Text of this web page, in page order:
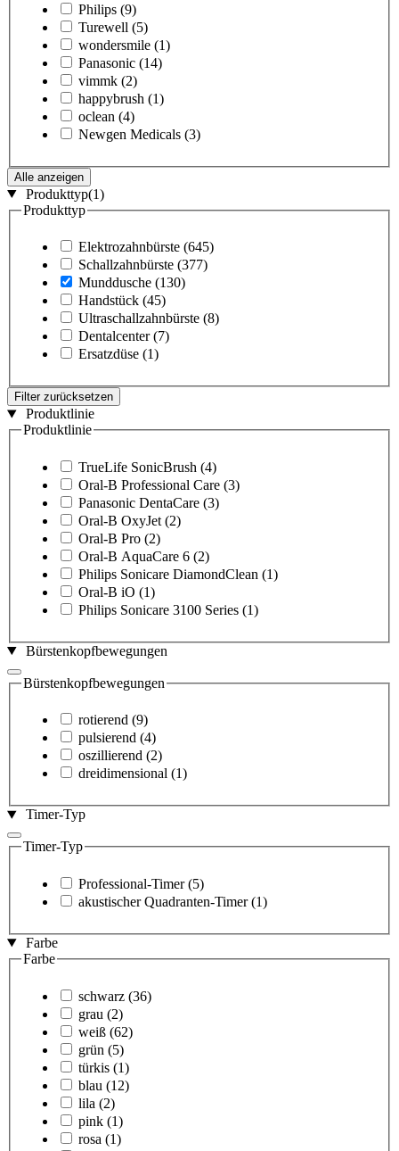
Philips (9)
Turewell (5)
wondersmile (1)
Panasonic (14)
vimmk (2)
happybrush (1)
oclean (4)
Newgen Medicals (3)
Alle anzeigen
Produkttyp(1)
Produkttyp
Elektrozahnbürste (645)
Schallzahnbürste (377)
Munddusche (130)
Handstück (45)
Ultraschallzahnbürste (8)
Dentalcenter (7)
Ersatzdüse (1)
Filter zurücksetzen
Produktlinie
Produktlinie
TrueLife SonicBrush (4)
Oral-B Professional Care (3)
Panasonic DentaCare (3)
Oral-B OxyJet (2)
Oral-B Pro (2)
Oral-B AquaCare 6 (2)
Philips Sonicare DiamondClean (1)
Oral-B iO (1)
Philips Sonicare 3100 Series (1)
Bürstenkopfbewegungen
Bürstenkopfbewegungen
rotierend (9)
pulsierend (4)
oszillierend (2)
dreidimensional (1)
Timer-Typ
Timer-Typ
Professional-Timer (5)
akustischer Quadranten-Timer (1)
Farbe
Farbe
schwarz (36)
grau (2)
weiß (62)
grün (5)
türkis (1)
blau (12)
lila (2)
pink (1)
rosa (1)